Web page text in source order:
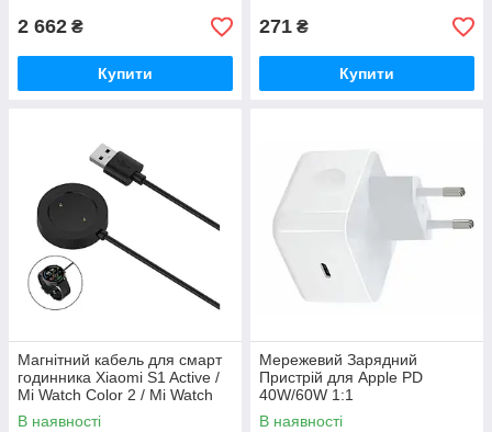
2 662 ₴
Купити
271 ₴
Купити
Магнітний кабель для смарт
годинника Xiaomi S1 Active /
Mi Watch Color 2 / Mi Watch
Color Sport
В наявності
Мережевий Зарядний
Пристрій для Apple PD
40W/60W 1:1
В наявності